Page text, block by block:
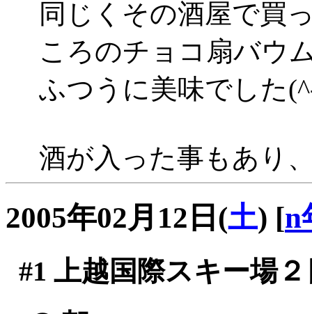
同じくその酒屋で買
ころのチョコ扇バウ
ふつうに美味でした
酒が入った事もあり
2005年02月12日(土) [n
#1 上越国際スキー場